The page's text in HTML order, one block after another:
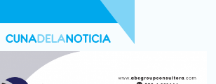
de autos usados en julio: bajó un 12,6%